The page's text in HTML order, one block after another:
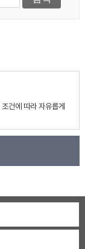
조건에 따라 자유롭게